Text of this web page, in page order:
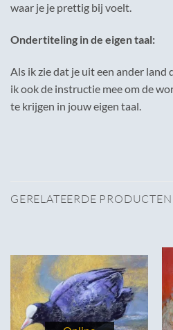
waar je je prettig bij voelt.
Ondertiteling in de eigen taal:
Als ik zie dat je uit een ander
ik ook de instructie mee om de
te krijgen in jouw eigen taal.
GERELATEERDE PRODUCTEN